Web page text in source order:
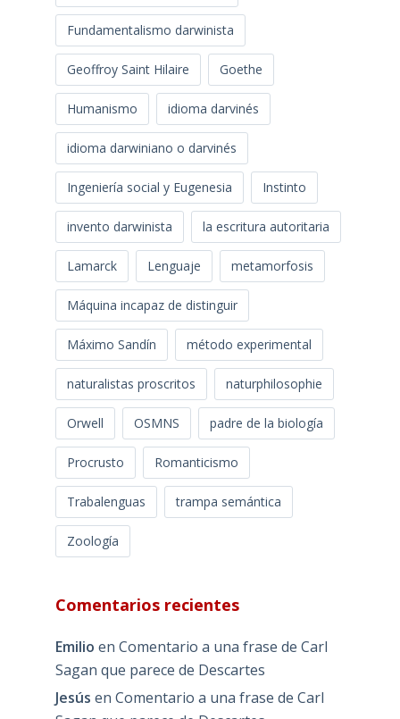
Fundamentalismo darwinista
Geoffroy Saint Hilaire Goethe
Humanismo idioma darvinés
idioma darwiniano o darvinés
Ingeniería social y Eugenesia Instinto
invento darwinista la escritura autoritaria
Lamarck Lenguaje metamorfosis
Máquina incapaz de distinguir
Máximo Sandín método experimental
naturalistas proscritos naturphilosophie
Orwell OSMNS padre de la biología
Procrusto Romanticismo
Trabalenguas trampa semántica
Zoología
Comentarios recientes
Emilio en Comentario a una frase de Carl
Sagan que parece de Descartes
Jesús en Comentario a una frase de Carl